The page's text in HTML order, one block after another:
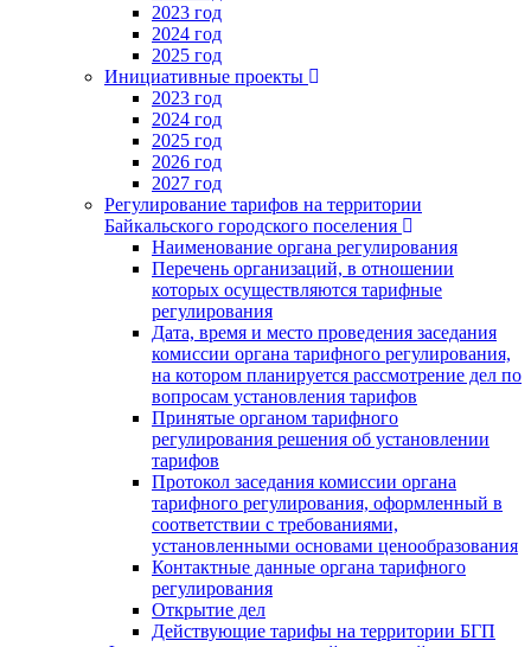
2023 год
2024 год
2025 год
Инициативные проекты
2023 год
2024 год
2025 год
2026 год
2027 год
Регулирование тарифов на территории
Байкальского городского поселения
Наименование органа регулирования
Перечень организаций, в отношении
которых осуществляются тарифные
регулирования
Дата, время и место проведения заседания
комиссии органа тарифного регулирования,
на котором планируется рассмотрение дел по
вопросам установления тарифов
Принятые органом тарифного
регулирования решения об установлении
тарифов
Протокол заседания комиссии органа
тарифного регулирования, оформленный в
соответствии с требованиями,
установленными основами ценообразования
Контактные данные органа тарифного
регулирования
Открытие дел
Действующие тарифы на территории БГП